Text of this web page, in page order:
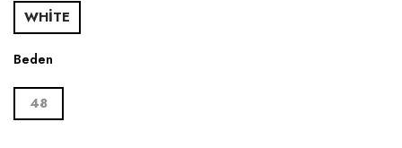
WHİTE
Beden
48